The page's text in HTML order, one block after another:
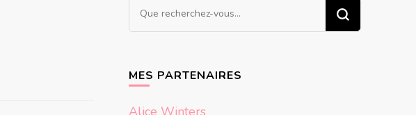
Vous
recherchiez
MES PARTENAIRES